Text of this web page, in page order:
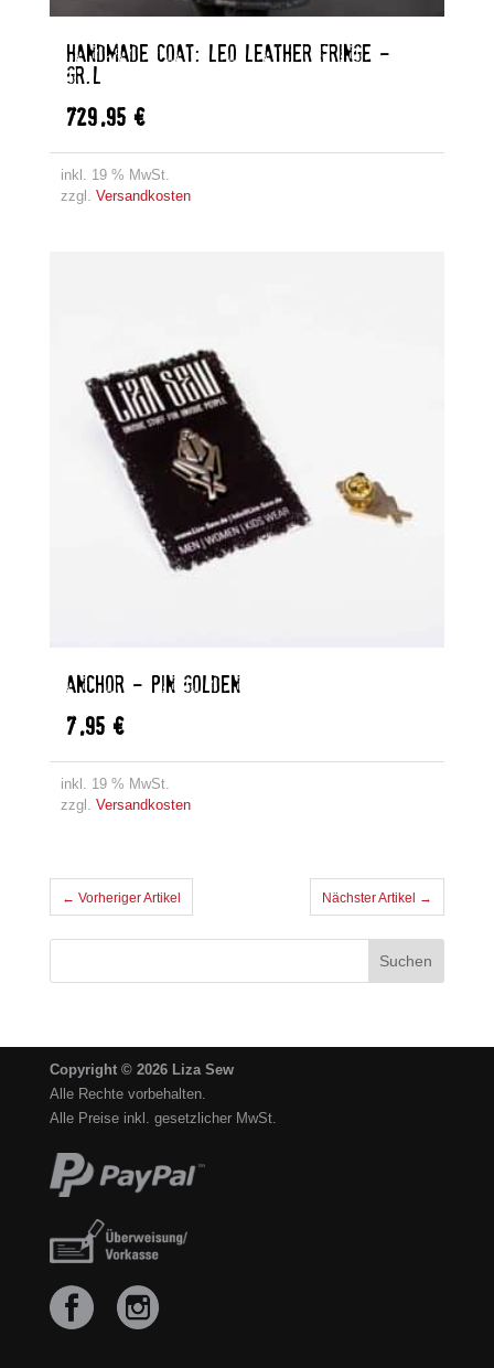
HANDMADE COAT: LEO LEATHER FRINGE –
GR.L
729,95 €
inkl. 19 % MwSt.
zzgl. Versandkosten
ANCHOR – PIN GOLDEN
7,95 €
inkl. 19 % MwSt.
zzgl. Versandkosten
← Vorheriger Artikel Nächster Artikel →
Copyright © 2026 Liza Sew
Alle Rechte vorbehalten.
Alle Preise inkl. gesetzlicher MwSt.